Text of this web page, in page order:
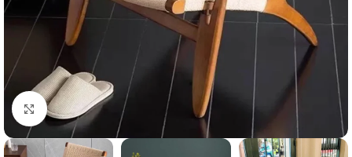
Click to enlarge